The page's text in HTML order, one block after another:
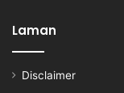
Laman
Disclaimer